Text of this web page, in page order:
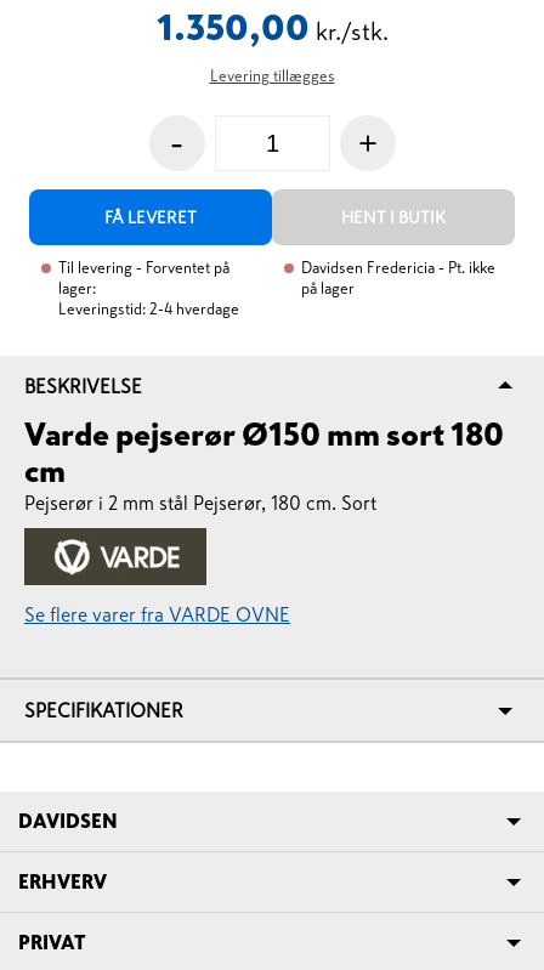
1.350,00 kr./stk.
Levering tillægges
- +
FÅ LEVERET HENT I BUTIK
Til levering - Forventet på
lager:
Leveringstid: 2-4 hverdage
Davidsen Fredericia - Pt. ikke
på lager
BESKRIVELSE
Varde pejserør Ø150 mm sort 180
cm
Pejserør i 2 mm stål Pejserør, 180 cm. Sort
Se flere varer fra VARDE OVNE
SPECIFIKATIONER
DAVIDSEN
ERHVERV
PRIVAT